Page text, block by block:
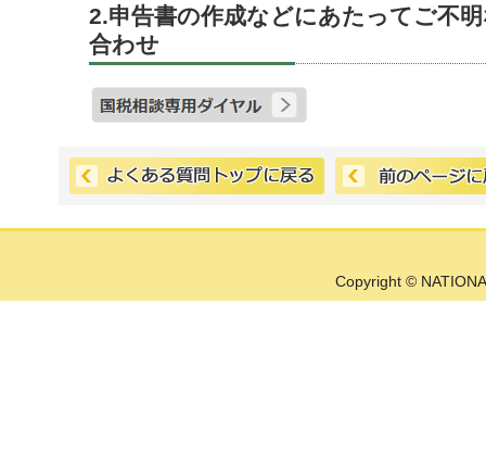
2.申告書の作成などにあたってご不
合わせ
Copyright ©